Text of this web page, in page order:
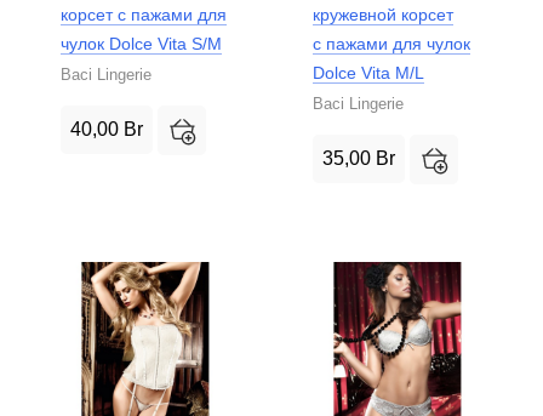
корсет с пажами для
чулок Dolce Vita S/M
Baci Lingerie
40,00 Br
кружевной корсет
с пажами для чулок
Dolce Vita M/L
Baci Lingerie
35,00 Br